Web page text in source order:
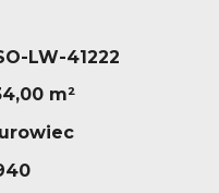
LW-41222
m²